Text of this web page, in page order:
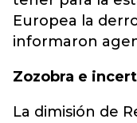
Europea la
informaron
Zozobra e
La dimisión de